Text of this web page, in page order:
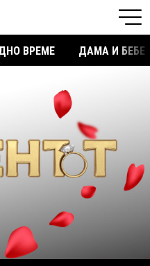
ВРЕМЕ ДАМА И БЕБЕ